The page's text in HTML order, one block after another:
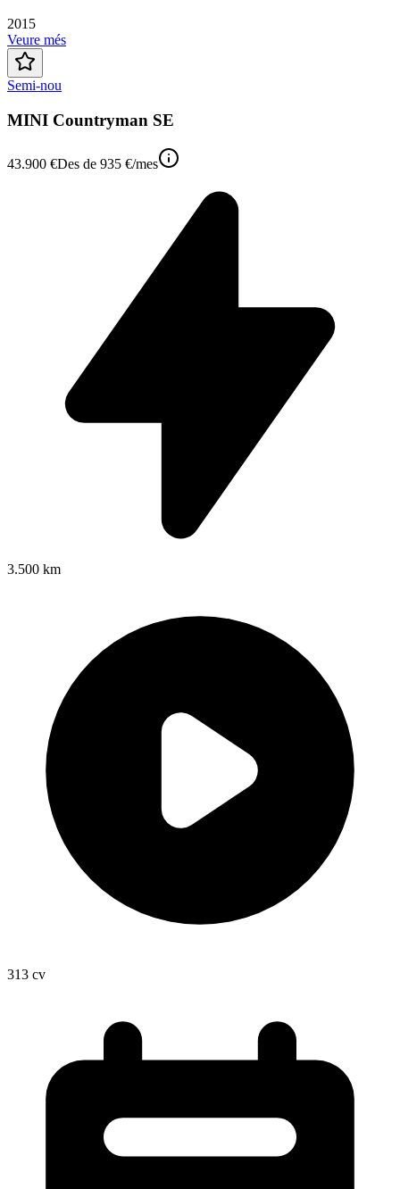
2015
Veure més
Semi-nou
MINI Countryman SE
43.900 €Des de 935 €/mes
3.500 km
313 cv